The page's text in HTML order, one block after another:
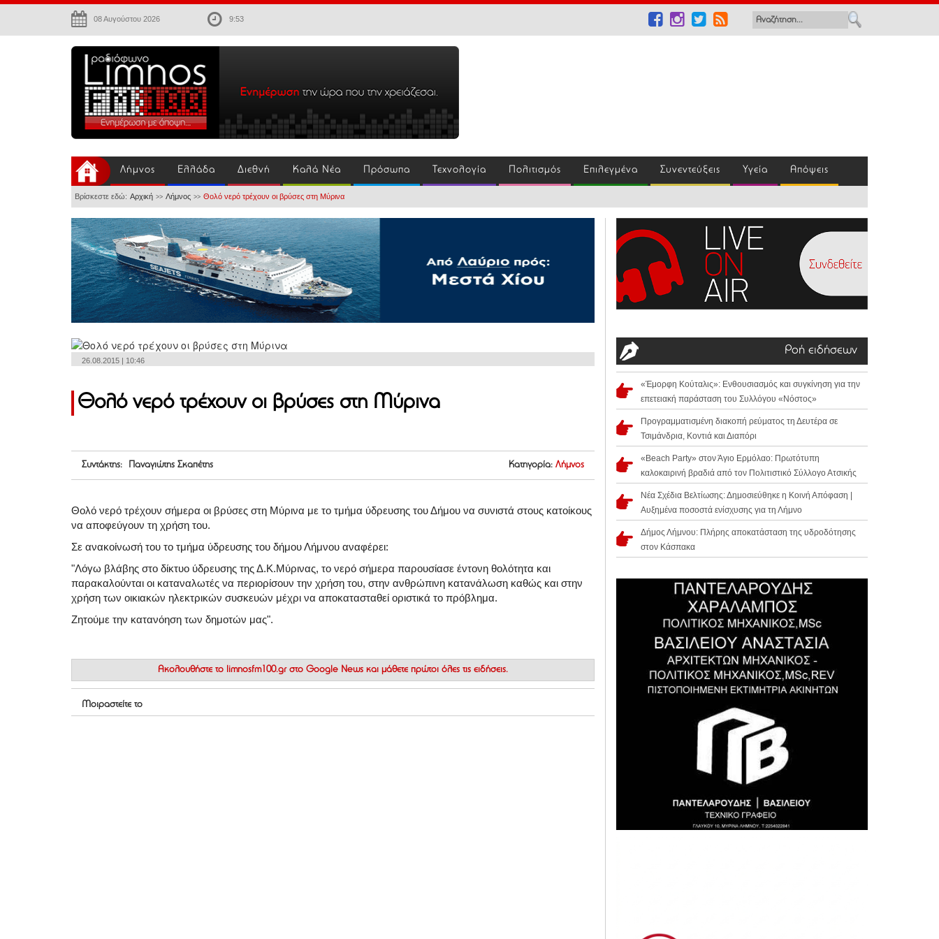
08 Αυγούστου 2026 9:53
Λήμνος Ελλάδα Διεθνή Καλά Νέα Πρόσωπα Τεχνολογία Πολιτισμός Επιλεγμένα Συνεντεύξεις Υγεία Απόψεις
Βρίσκεστε εδώ: Αρχική >> Λήμνος >> Θολό νερό τρέχουν οι βρύσες στη Μύρινα
26.08.2015 | 10:46
Θολό νερό τρέχουν οι βρύσες στη Μύρινα
Συντάκτης: Παναγιώτης Σκαπέτης Κατηγορία: Λήμνος
Θολό νερό τρέχουν σήμερα οι βρύσες στη Μύρινα με το τμήμα ύδρευσης του Δήμου να συνιστά στους κατοίκους
να αποφεύγουν τη χρήση του.
Σε ανακοίνωσή του το τμήμα ύδρευσης του δήμου Λήμνου αναφέρει:
"Λόγω βλάβης στο δίκτυο ύδρευσης της Δ.Κ.Μύρινας, το νερό σήμερα παρουσίασε έντονη θολότητα και
παρακαλούνται οι καταναλωτές να περιορίσουν την χρήση του, στην ανθρώπινη κατανάλωση καθώς και στην
χρήση των οικιακών ηλεκτρικών συσκευών μέχρι να αποκατασταθεί οριστικά το πρόβλημα.
Ζητούμε την κατανόηση των δημοτών μας".
Ακολουθήστε το limnosfm100.gr στο Google News και μάθετε πρώτοι όλες τις ειδήσεις.
Μοιραστείτε το
Ροή ειδήσεων
«Έμορφη Κούταλις»: Ενθουσιασμός και συγκίνηση για την
επετειακή παράσταση του Συλλόγου «Νόστος»
Προγραμματισμένη διακοπή ρεύματος τη Δευτέρα σε
Τσιμάνδρια, Κοντιά και Διαπόρι
«Beach Party» στον Άγιο Ερμόλαο: Πρωτότυπη
καλοκαιρινή βραδιά από τον Πολιτιστικό Σύλλογο Ατσικής
Νέα Σχέδια Βελτίωσης: Δημοσιεύθηκε η Κοινή Απόφαση |
Αυξημένα ποσοστά ενίσχυσης για τη Λήμνο
Δήμος Λήμνου: Πλήρης αποκατάσταση της υδροδότησης
στον Κάσπακα